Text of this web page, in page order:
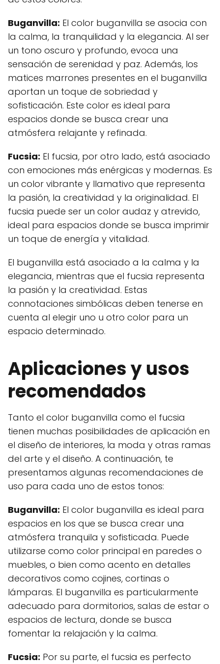
Buganvilla: El color buganvilla se asocia con
la calma, la tranquilidad y la elegancia. Al ser
un tono oscuro y profundo, evoca una
sensación de serenidad y paz. Además, los
matices marrones presentes en el buganvilla
aportan un toque de sobriedad y
sofisticación. Este color es ideal para
espacios donde se busca crear una
atmósfera relajante y refinada.
Fucsia: El fucsia, por otro lado, está asociado
con emociones más enérgicas y modernas. Es
un color vibrante y llamativo que representa
la pasión, la creatividad y la originalidad. El
fucsia puede ser un color audaz y atrevido,
ideal para espacios donde se busca imprimir
un toque de energía y vitalidad.
El buganvilla está asociado a la calma y la
elegancia, mientras que el fucsia representa
la pasión y la creatividad. Estas
connotaciones simbólicas deben tenerse en
cuenta al elegir uno u otro color para un
espacio determinado.
Aplicaciones y usos
recomendados
Tanto el color buganvilla como el fucsia
tienen muchas posibilidades de aplicación en
el diseño de interiores, la moda y otras ramas
del arte y el diseño. A continuación, te
presentamos algunas recomendaciones de
uso para cada uno de estos tonos:
Buganvilla: El color buganvilla es ideal para
espacios en los que se busca crear una
atmósfera tranquila y sofisticada. Puede
utilizarse como color principal en paredes o
muebles, o bien como acento en detalles
decorativos como cojines, cortinas o
lámparas. El buganvilla es particularmente
adecuado para dormitorios, salas de estar o
espacios de lectura, donde se busca
fomentar la relajación y la calma.
Fucsia: Por su parte, el fucsia es perfecto